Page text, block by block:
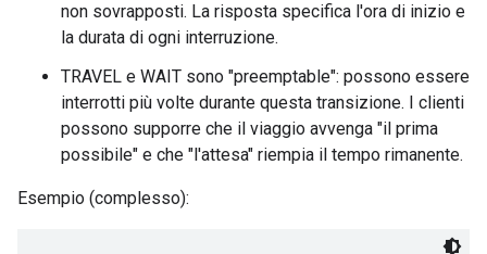
non sovrapposti. La risposta specifica l'ora di inizio e
la durata di ogni interruzione.
TRAVEL e WAIT sono "preemptable": possono essere
interrotti più volte durante questa transizione. I clienti
possono supporre che il viaggio avvenga "il prima
possibile" e che "l'attesa" riempia il tempo rimanente.
Esempio (complesso):